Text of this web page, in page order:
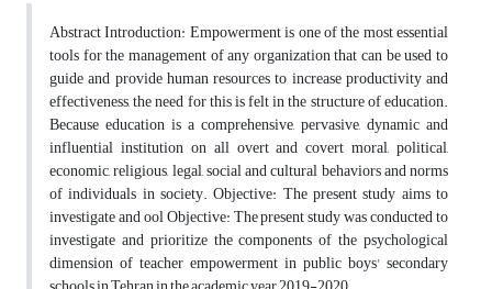
Abstract Introduction: Empowerment is one of the most essential
tools for the management of any organization that can be used to
guide and provide human resources to increase productivity and
effectiveness, the need for this is felt in the structure of education.
Because education is a comprehensive, pervasive, dynamic and
influential institution on all overt and covert moral, political,
economic, religious, legal, social and cultural behaviors and norms
of individuals in society. Objective: The present study aims to
investigate and ool Objective: The present study was conducted to
investigate and prioritize the components of the psychological
dimension of teacher empowerment in public boys' secondary